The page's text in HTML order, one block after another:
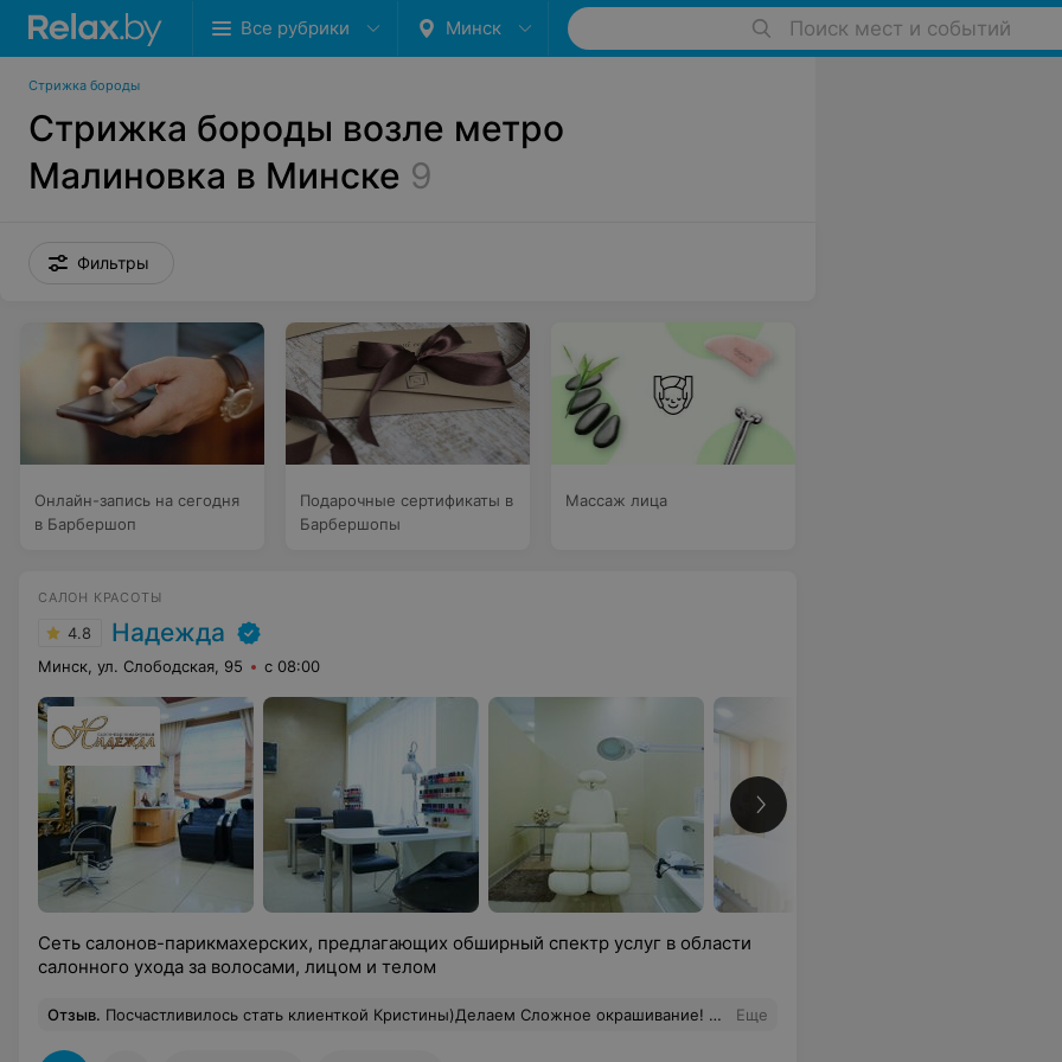
Все рубрики Минск Поиск мест и событий
Стрижка бороды
Стрижка бороды возле метро
Малиновка в Минске 9
Фильтры
Онлайн-запись на сегодня
в Барбершоп
Подарочные сертификаты в
Барбершопы
Массаж лица
САЛОН КРАСОТЫ
4.8 Надежда
Минск, ул. Слободская, 95 с 08:00
Сеть салонов-парикмахерских, предлагающих обширный спектр услуг в области
салонного ухода за волосами, лицом и телом
Отзыв. Посчастливилось стать клиенткой Кристины)Делаем Сложное окрашивание! Время пролетает незаметно. Приветливая,общительная девушка)Результатом всегда давольна на 1000% Оттенок получается шикарный ) Еще